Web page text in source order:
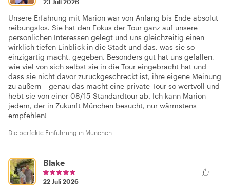
23 Juli 2026
Unsere Erfahrung mit Marion war von Anfang bis Ende absolut
reibungslos. Sie hat den Fokus der Tour ganz auf unsere
persönlichen Interessen gelegt und uns gleichzeitig einen
wirklich tiefen Einblick in die Stadt und das, was sie so
einzigartig macht, gegeben. Besonders gut hat uns gefallen,
wie viel von sich selbst sie in die Tour eingebracht hat und
dass sie nicht davor zurückgeschreckt ist, ihre eigene Meinung
zu äußern – genau das macht eine private Tour so wertvoll und
hebt sie von einer 08/15-Standardtour ab. Ich kann Marion
jedem, der in Zukunft München besucht, nur wärmstens
empfehlen!
Die perfekte Einführung in München
Blake
22 Juli 2026